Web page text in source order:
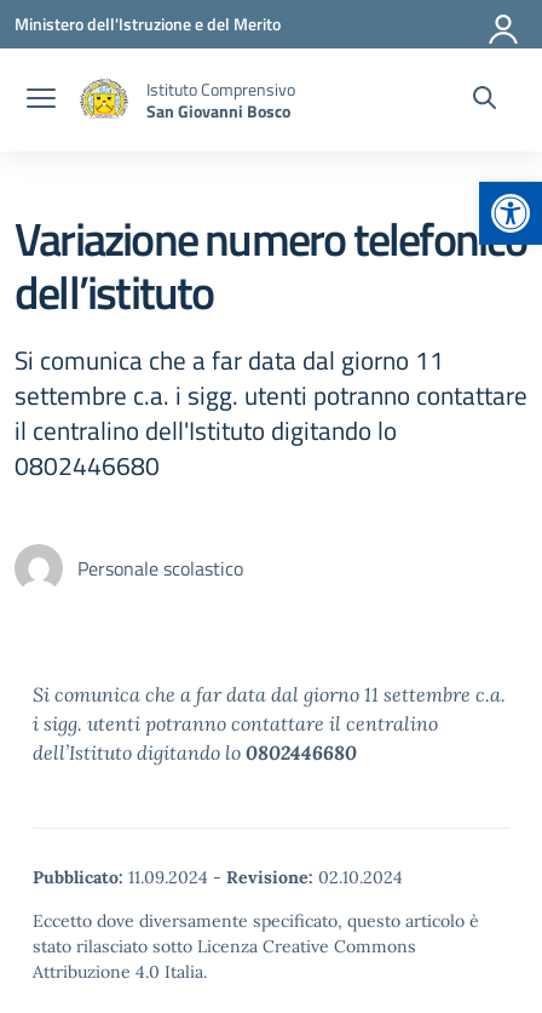
Vai ai contenuti
Vai al menu di navigazione
Vai al footer
Ministero dell'Istruzione e del Merito
Istituto Comprensivo
San Giovanni Bosco
Variazione numero telefonico
dell’istituto
Si comunica che a far data dal giorno 11
settembre c.a. i sigg. utenti potranno contattare
il centralino dell'Istituto digitando lo
0802446680
Personale scolastico
Si comunica che a far data dal giorno 11 settembre c.a.
i sigg. utenti potranno contattare il centralino
dell’Istituto digitando lo 0802446680
Pubblicato: 11.09.2024 - Revisione: 02.10.2024
Eccetto dove diversamente specificato, questo articolo è
stato rilasciato sotto Licenza Creative Commons
Attribuzione 4.0 Italia.